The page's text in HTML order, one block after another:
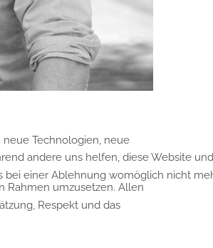
Technologien, neue
Rahmen umzusetzen. Allen
Respekt und das
andere uns helfen, diese Website
einer Ablehnung womöglich nicht